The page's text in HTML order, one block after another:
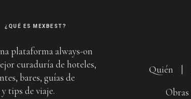
¿QUÉ ES MEXBEST?
plataforma always-on
curaduría de hoteles,
bares, guías de
tips de viaje.
Quién
Obras